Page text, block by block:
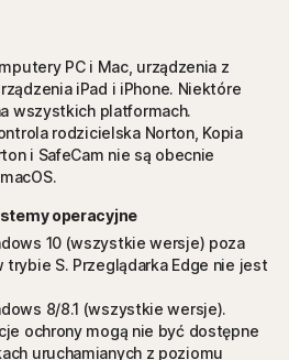
PC i Mac, urządzenia z
iPad i iPhone. Niektóre
wszystkich platformach.
rodzicielska Norton, Kopia
i SafeCam nie są obecnie
operacyjne
10 (wszystkie wersje) poza
trybie S. Przeglądarka Edge nie jest
8/8.1 (wszystkie wersje).
ochrony mogą nie być dostępne
uruchamianych z poziomu